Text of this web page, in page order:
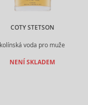
COTY STETSON
kolínská voda pro muže
NENÍ SKLADEM